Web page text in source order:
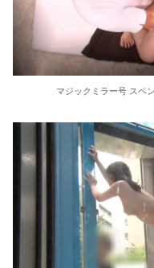
松居一代 画像36枚【ヌー
素人ＡＶ面接 ~ロリ娘にセ
まんチラの誘惑 ~ダチの母
アラサー喪女の暴走オーガ
激しめイラマが好き！
マジックミラー号 スペ